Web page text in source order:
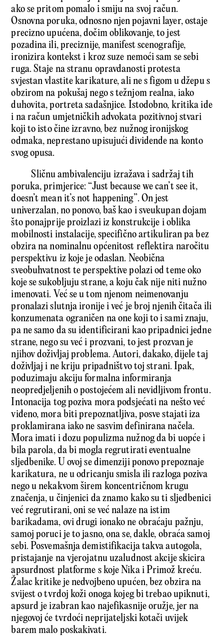
ako se pritom pomalo i smiju na svoj račun.
Osnovna poruka, odnosno njen pojavni layer, ostaje
precizno upućena, dočim oblikovanje, to jest
pozadina ili, preciznije, manifest scenografije,
ironizira kontekst i kroz suze nemoći sam se sebi
ruga. Staje na stranu opravdanosti protesta
svjestan vlastite karikature, ali ne s figom u džepu s
obzirom na pokušaj nego s težnjom realna, iako
duhovita, portreta sadašnjice. Istodobno, kritika ide
i na račun umjetničkih advokata pozitivnoj stvari
koji to isto čine izravno, bez nužnog ironijskog
odmaka, neprestano upisujući dividende na konto
svog opusa.
Sličnu ambivalenciju izražava i sadržaj tih
poruka, primjerice: “Just because we can’t see it,
doesn’t mean it’s not happening”. On jest
univerzalan, no ponovo, baš kao i sveukupan dojam
što ponajprije proizlazi iz konstrukcije i oblika
mobilnosti instalacije, specifično artikuliran pa bez
obzira na nominalnu općenitost reflektira naročitu
perspektivu iz koje je odaslan. Neobična
sveobuhvatnost te perspektive polazi od teme oko
koje se sukobljuju strane, a koju čak nije niti nužno
imenovati. Već se u tom njenom neimenovanju
pronalazi slutnja ironije i već je broj njenih čitača ili
konzumenata ograničen na one koji to i sami znaju,
pa ne samo da su identificirani kao pripadnici jedne
strane, nego su već i prozvani, to jest prozvan je
njihov doživljaj problema. Autori, dakako, dijele taj
doživljaj i ne kriju pripadništvo toj strani. Ipak,
poduzimaju akciju formalna informiranja
neopredjeljenih o postojećem ali nevidljivom frontu.
Intonacija tog poziva mora podsjećati na nešto već
viđeno, mora biti prepoznatljiva, posve stajati iza
proklamirana iako ne sasvim definirana načela.
Mora imati i dozu populizma nužnog da bi uopće i
bila parola, da bi mogla regrutirati eventualne
sljedbenike. U ovoj se dimenziji ponovo prepoznaje
karikatura, ne u odricanju smisla ili razloga poziva
nego u nekakvom širem koncentričnom krugu
značenja, u činjenici da znamo kako su ti sljedbenici
već regrutirani, oni se već nalaze na istim
barikadama, ovi drugi ionako ne obraćaju pažnju,
samoj poruci je to jasno, ona se, dakle, obraća samoj
sebi. Posvemašnja demistifikacija takva autogola,
pristajanje na vjerojatnu uzaludnost akcije skicira
apsurdnost platforme s koje Nika i Primož kreću.
Žalac kritike je nedvojbeno upućen, bez obzira na
svijest o tvrdoj koži onoga kojeg bi trebao upiknuti,
apsurd je izabran kao najefikasnije oružje, jer na
njegovoj će tvrdoći neprijateljski kotači uvijek
barem malo poskakivati.